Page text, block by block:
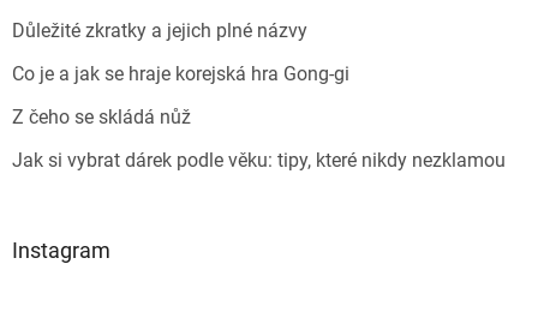
Důležité zkratky a jejich plné názvy
Co je a jak se hraje korejská hra Gong-gi
Z čeho se skládá nůž
Jak si vybrat dárek podle věku: tipy, které nikdy nezklamou
Instagram